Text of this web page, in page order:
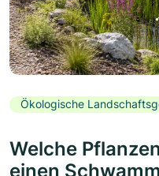
Ökologische
Welche
einen